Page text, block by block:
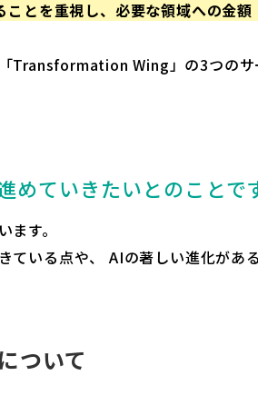
ことを重視し、必要な領域への金
Transformation Wing」の3つの
めていきたいとのこと
す。
ている点や、 AIの著しい進化が
ついて